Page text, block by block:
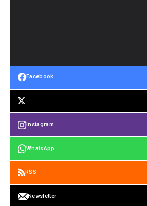
Facebook
Instagram
WhatsApp
RSS
Newsletter